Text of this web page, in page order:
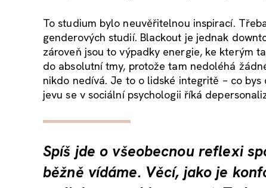
To studium bylo neuvěřitelnou inspirací.
genderových studií. Blackout je jednak
zároveň jsou to výpadky energie, ke kterým
do absolutní tmy, protože tam nedoléhá
nikdo nedívá. Je to o lidské integritě – co
jevu se v sociální psychologii říká
Spíš jde o všeobecnou reflexi
běžně vídáme. Věcí, jako je